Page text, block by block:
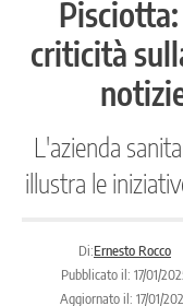
Pisciotta:
criticità
L'azienda
illustra le
Di:Ernesto Rocco
Pubblicato il: 17/01/
Aggiornato il: 17/01/